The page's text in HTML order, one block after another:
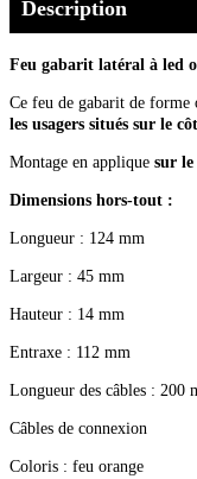
Description
Feu gabarit latéral à led
Ce feu de gabarit de
les usagers situés sur le
Montage en applique sur le
Dimensions hors-tout :
Longueur : 124 mm
Largeur : 45 mm
Hauteur : 14 mm
Entraxe : 112 mm
Longueur des câbles : 200
Câbles de connexion
Coloris : feu orange